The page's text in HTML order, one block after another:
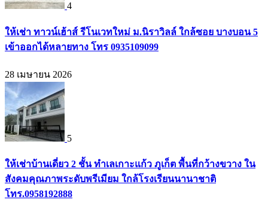
4
ให้เช่า ทาวน์เฮ้าส์ รีโนเวทใหม่ ม.นิราวิลล์ ใกล้ซอย บางบอน 5
เข้าออกได้หลายทาง โทร 0935109099
28 เมษายน 2026
5
ให้เช่าบ้านเดี่ยว 2 ชั้น ทำเลเกาะแก้ว ภูเก็ต พื้นที่กว้างขวาง ใน
สังคมคุณภาพระดับพรีเมียม ใกล้โรงเรียนนานาชาติ
โทร.0958192888